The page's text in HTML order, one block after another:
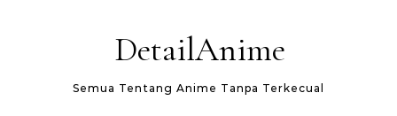
DetailAnime
Semua Tentang Anime Tanpa Terkecual